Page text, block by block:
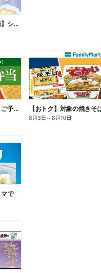
【ファミマオンライン先行販売】シルバニアファミリー
【旨さ格別、こだわり尽くし】ご予約弁当
8月3日 ～8月10日
マで